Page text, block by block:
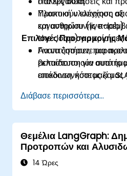
Υλοποιούν ελέγχους
και ανθρώπινης
the-loop) για κρίσιμες
Αναπτύσσουν,
βελτιστοποιούν
απόδοση, κόστος και
Πρακτική υλοποίηση
εργαστηρίου (live-lab).
Επιλογές Προσαρμογής
Για να ζητήσετε μια
εκπαίδευση για αυτό το
επικοινωνήστε μαζί μας
Διάβασε περισσότερα...
Θεμέλια LangGraph:
Προτροπών και
με Γραφική Δομή
14 Ώρες